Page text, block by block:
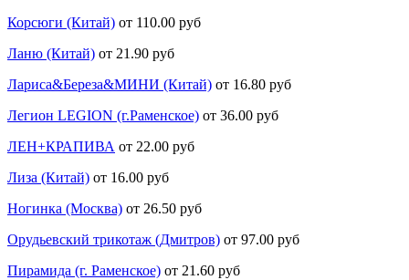
Корсюги (Китай) от 110.00 руб
Ланю (Китай) от 21.90 руб
Лариса&Береза&МИНИ (Китай) от 16.80 руб
Легион LEGION (г.Раменское) от 36.00 руб
ЛЕН+КРАПИВА от 22.00 руб
Лиза (Китай) от 16.00 руб
Ногинка (Москва) от 26.50 руб
Орудьевский трикотаж (Дмитров) от 97.00 руб
Пирамида (г. Раменское) от 21.60 руб